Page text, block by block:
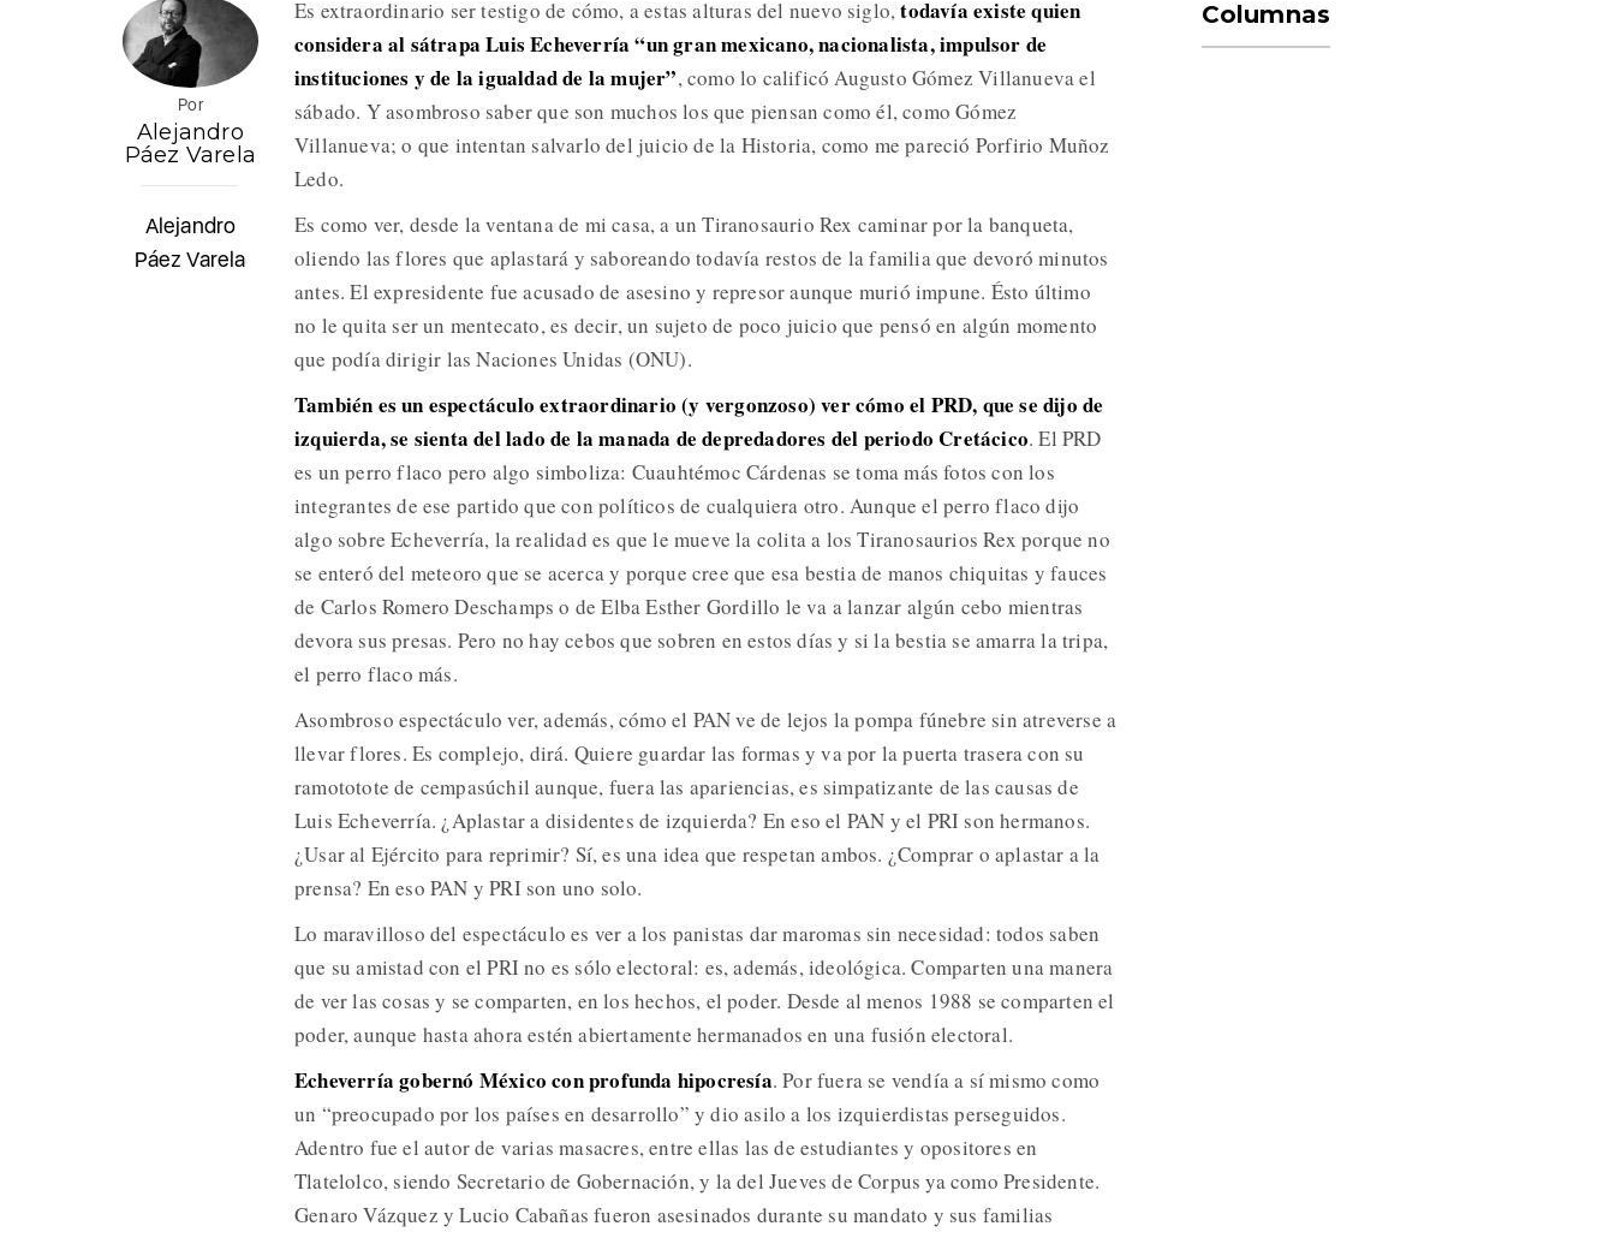
Por
Alejandro
Páez Varela
Alejandro
Páez Varela
Es extraordinario ser testigo de cómo, a estas alturas del nuevo siglo,todavía existe quien
considera al sátrapa Luis Echeverría “un gran mexicano, nacionalista, impulsor de
instituciones y de la igualdad de la mujer”, como lo calificó Augusto Gómez Villanueva el
sábado. Y asombroso saber que son muchos los que piensan como él, como Gómez
Villanueva; o que intentan salvarlo del juicio de la Historia, como me pareció Porfirio Muñoz
Ledo.
Es como ver, desde la ventana de mi casa, a un Tiranosaurio Rex caminar por la banqueta,
oliendo las flores que aplastará y saboreando todavía restos de la familia que devoró minutos
antes. El expresidente fue acusado de asesino y represor aunque murió impune. Ésto último
no le quita ser un mentecato, es decir, un sujeto de poco juicio que pensó en algún momento
que podía dirigir las Naciones Unidas (ONU).
También es un espectáculo extraordinario (y vergonzoso) ver cómo el PRD, que se dijo de
izquierda, se sienta del lado de la manada de depredadores del periodo Cretácico. El PRD
es un perro flaco pero algo simboliza: Cuauhtémoc Cárdenas se toma más fotos con los
integrantes de ese partido que con políticos de cualquiera otro. Aunque el perro flaco dijo
algo sobre Echeverría, la realidad es que le mueve la colita a los Tiranosaurios Rex porque no
se enteró del meteoro que se acerca y porque cree que esa bestia de manos chiquitas y fauces
de Carlos Romero Deschamps o de Elba Esther Gordillo le va a lanzar algún cebo mientras
devora sus presas. Pero no hay cebos que sobren en estos días y si la bestia se amarra la tripa,
el perro flaco más.
Asombroso espectáculo ver, además, cómo el PAN ve de lejos la pompa fúnebre sin atreverse a
llevar flores. Es complejo, dirá. Quiere guardar las formas y va por la puerta trasera con su
ramototote de cempasúchil aunque, fuera las apariencias, es simpatizante de las causas de
Luis Echeverría. ¿Aplastar a disidentes de izquierda? En eso el PAN y el PRI son hermanos.
¿Usar al Ejército para reprimir? Sí, es una idea que respetan ambos. ¿Comprar o aplastar a la
prensa? En eso PAN y PRI son uno solo.
Lo maravilloso del espectáculo es ver a los panistas dar maromas sin necesidad: todos saben
que su amistad con el PRI no es sólo electoral: es, además, ideológica. Comparten una manera
de ver las cosas y se comparten, en los hechos, el poder. Desde al menos 1988 se comparten el
poder, aunque hasta ahora estén abiertamente hermanados en una fusión electoral.
Echeverría gobernó México con profunda hipocresía. Por fuera se vendía a sí mismo como
un “preocupado por los países en desarrollo” y dio asilo a los izquierdistas perseguidos.
Adentro fue el autor de varias masacres, entre ellas las de estudiantes y opositores en
Tlatelolco, siendo Secretario de Gobernación, y la del Jueves de Corpus ya como Presidente.
Genaro Vázquez y Lucio Cabañas fueron asesinados durante su mandato y sus familias
Columnas